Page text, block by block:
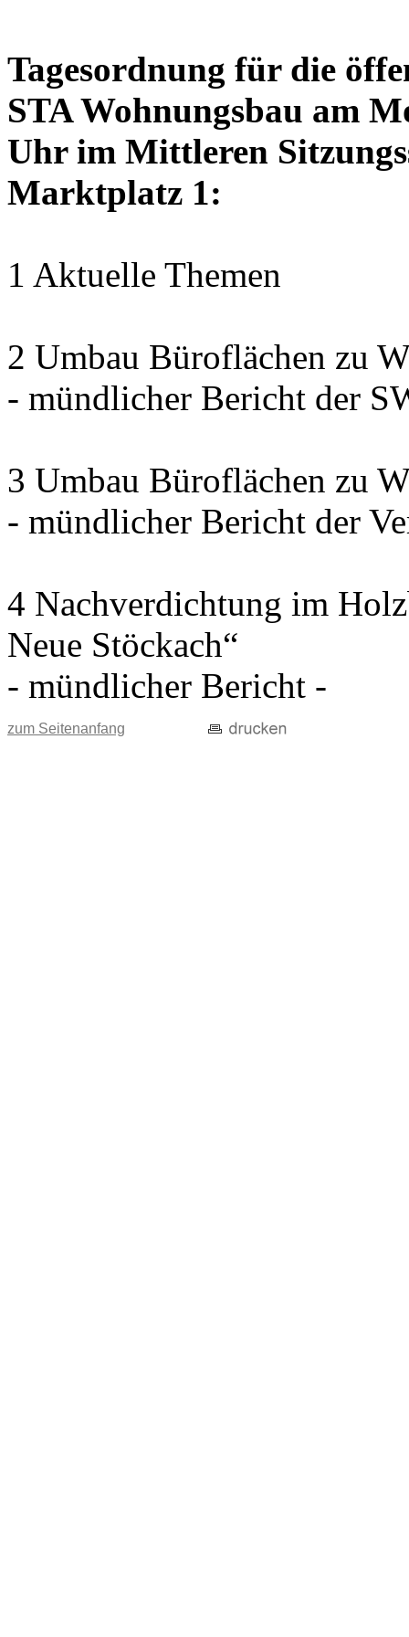
Tagesordnung für die
STA Wohnungsbau am
Uhr im Mittleren
Marktplatz 1:
1 Aktuelle Themen
2 Umbau Büroflächen zu
- mündlicher Bericht der
3 Umbau Büroflächen zu
- mündlicher Bericht der
4 Nachverdichtung im
Neue Stöckach“
- mündlicher Bericht -
zum Seitenanfang